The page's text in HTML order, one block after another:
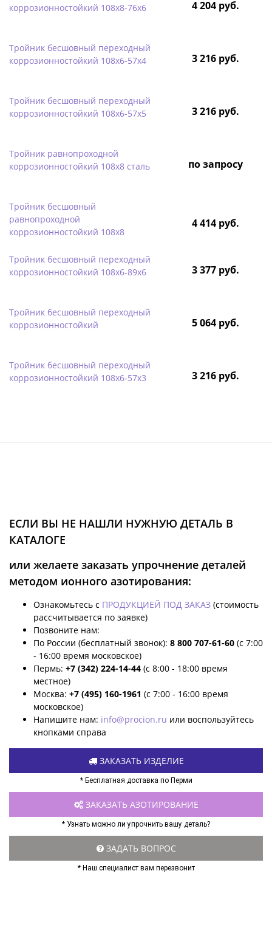
коррозионностойкий 108х8-76х6
4 204 руб.
Тройник бесшовный переходный
коррозионностойкий 108х6-57х4
3 216 руб.
Тройник бесшовный переходный
коррозионностойкий 108х6-57х5
3 216 руб.
Тройник равнопроходной
коррозионностойкий 108х8 сталь
по запросу
Тройник бесшовный
равнопроходной
коррозионностойкий 108х8
4 414 руб.
Тройник бесшовный переходный
коррозионностойкий 108х6-89х6
3 377 руб.
Тройник бесшовный переходный
коррозионностойкий
5 064 руб.
Тройник бесшовный переходный
коррозионностойкий 108х6-57х3
3 216 руб.
ЕСЛИ ВЫ НЕ НАШЛИ НУЖНУЮ ДЕТАЛЬ В
КАТАЛОГЕ
или желаете заказать упрочнение деталей
методом ионного азотирования:
Ознакомьтесь с ПРОДУКЦИЕЙ ПОД ЗАКАЗ (стоимость
рассчитывается по заявке)
Позвоните нам:
По России (бесплатный звонок): 8 800 707-61-60 (с 7:00
- 16:00 время московское)
Пермь: +7 (342) 224-14-44 (с 8:00 - 18:00 время
местное)
Москва: +7 (495) 160-1961 (с 7:00 - 16:00 время
московское)
Напишите нам: info@procion.ru или воспользуйтесь
кнопками справа
ЗАКАЗАТЬ ИЗДЕЛИЕ
* Бесплатная доставка по Перми
ЗАКАЗАТЬ АЗОТИРОВАНИЕ
* Узнать можно ли упрочнить вашу деталь?
ЗАДАТЬ ВОПРОС
* Наш специалист вам перезвонит